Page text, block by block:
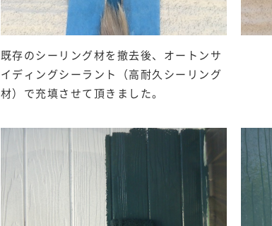
既存のシーリング材を撤去後、オートンサ
イディングシーラント（高耐久シーリング
材）で充填させて頂きました。